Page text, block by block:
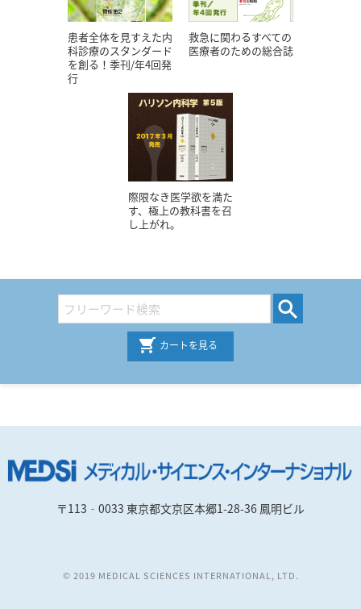
患者全体を見すえた内
科診療のスタンダード
を創る！季刊/年4回発
行
救急に関わるすべての
医療者のための総合誌
際限なき医学欲を満た
す、極上の教科書を召
し上がれ。
カートを見る
〒113‐0033 東京都文京区本郷1-28-36 鳳明ビル
© 2019 MEDICAL SCIENCES INTERNATIONAL, LTD.